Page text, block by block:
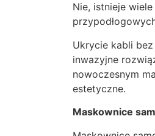
Nie, istnieje
Ukrycie kabli
inwazyjne
nowoczesnym
estetyczne.
Maskownice